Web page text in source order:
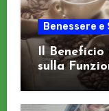
Benessere e
Il
sulla